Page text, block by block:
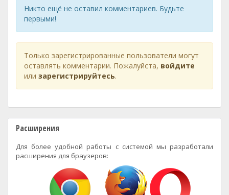
Никто ещё не оставил комментариев. Будьте
первыми!
Только зарегистрированные пользователи могут
оставлять комментарии. Пожалуйста, войдите
или зарегистрируйтесь.
Расширения
Для более удобной работы с системой мы разработали
расширения для браузеров: